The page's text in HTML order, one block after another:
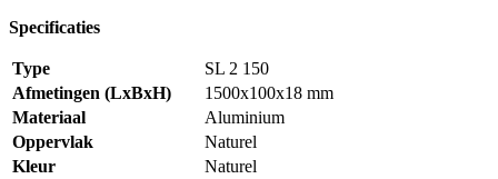
Specificaties
Type
SL 2 150
Afmetingen (LxBxH)
1500x100x18 mm
Materiaal
Aluminium
Oppervlak
Naturel
Kleur
Naturel